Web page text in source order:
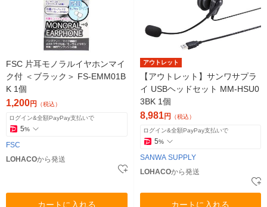
FSC 片耳モノラルイヤホンマイ
ク付 ＜ブラック＞ FS-EMM01B
K 1個
1,200円 （税込）
ログイン&全額PayPay支払いで
5%
FSC
LOHACOから発送
カートに入れる
アウトレット
【アウトレット】サンワサプラ
イ USBヘッドセット MM-HSU0
3BK 1個
8,981円 （税込）
ログイン&全額PayPay支払いで
5%
SANWA SUPPLY
LOHACOから発送
カートに入れる